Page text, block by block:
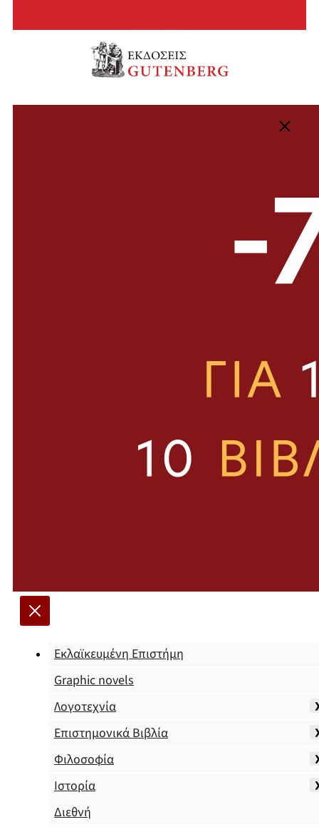
Εκλαϊκευμένη Επιστήμη
Graphic novels
Λογοτεχνία
Επιστημονικά Βιβλία
Φιλοσοφία
Ιστορία
Διεθνή